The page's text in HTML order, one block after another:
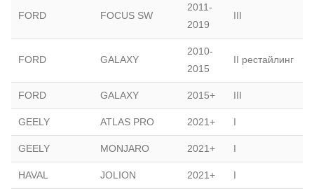
FORD FOCUS SW
2011-
2019
III
FORD GALAXY
2010-
2015
II рестайлинг
FORD GALAXY 2015+ III
GEELY ATLAS PRO 2021+ I
GEELY MONJARO 2021+ I
HAVAL JOLION 2021+ I